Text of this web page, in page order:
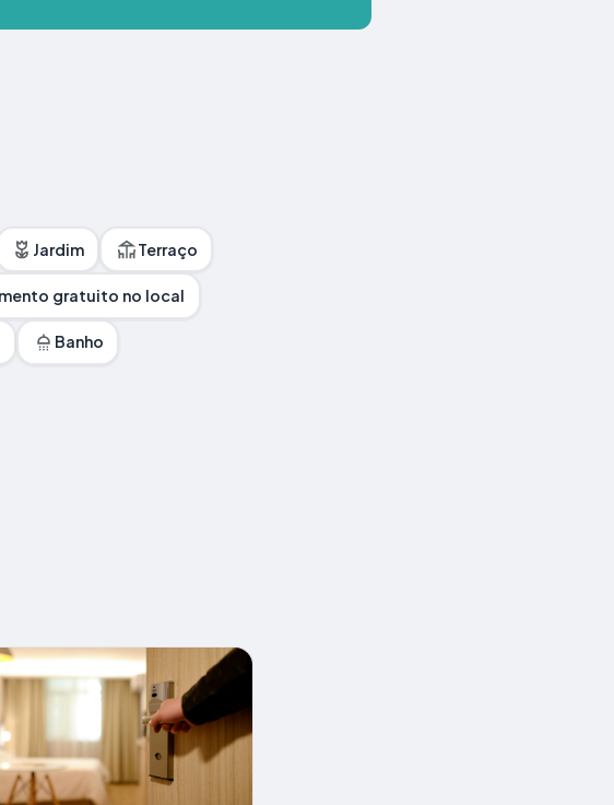
Jardim Terraço
gratuito no local
Banho